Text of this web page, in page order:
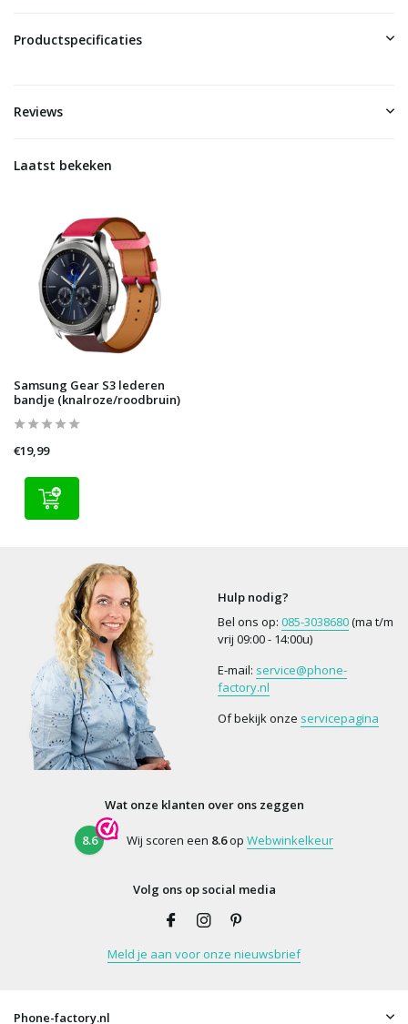
Productspecificaties
Reviews
Laatst bekeken
Samsung Gear S3 lederen
bandje (knalroze/roodbruin)
€19,99
Hulp nodig?
Bel ons op: 085-3038680(ma t/m
vrij 09:00 - 14:00u)
E-mail: service@phone-
factory.nl
Of bekijk onze servicepagina
Wat onze klanten over ons zeggen
8.6 Wij scoren een 8.6op Webwinkelkeur
Volg ons op social media
Meld je aan voor onze nieuwsbrief
Phone-factory.nl